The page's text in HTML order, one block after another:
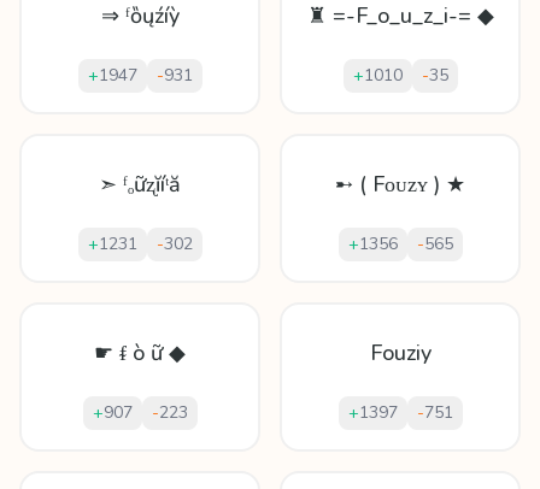
⇒ ᶠȍųźíỳ
+1947 -931
♜ =-F_o_u_z_i-= ◆
+1010 -35
➣ ᶠₒữʐĭíᵗă
+1231 -302
➸ ( Fᴏᴜᴢʏ ) ★
+1356 -565
☛ ᵮ ò ữ ◆
+907 -223
Fouziy
+1397 -751